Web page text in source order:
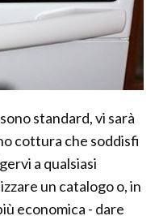
standard, vi sarà
cottura che soddisfi
a qualsiasi
un catalogo o, in
economica - dare